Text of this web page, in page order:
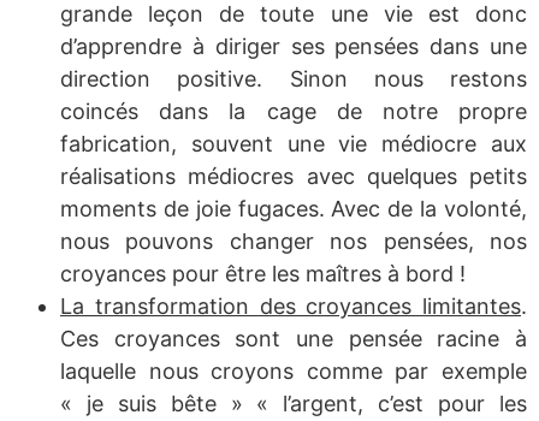
grande leçon de toute une vie est donc
d’apprendre à diriger ses pensées dans une
direction positive. Sinon nous restons
coincés dans la cage de notre propre
fabrication, souvent une vie médiocre aux
réalisations médiocres avec quelques petits
moments de joie fugaces. Avec de la volonté,
nous pouvons changer nos pensées, nos
croyances pour être les maîtres à bord !
La transformation des croyances limitantes.
Ces croyances sont une pensée racine à
laquelle nous croyons comme par exemple
« je suis bête » « l’argent, c’est pour les